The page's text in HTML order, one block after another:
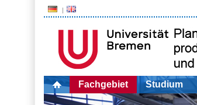
Fachgebiet Studium